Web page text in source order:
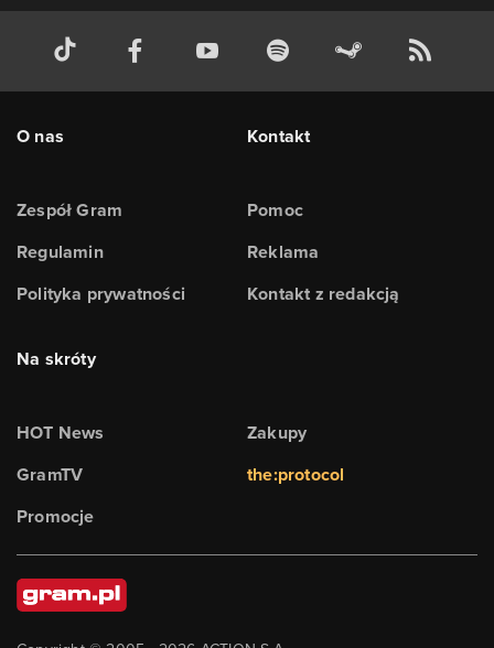
O nas
Zespół Gram
Regulamin
Polityka prywatności
Kontakt
Pomoc
Reklama
Kontakt z redakcją
Na skróty
HOT News
GramTV
Promocje
Zakupy
the:protocol